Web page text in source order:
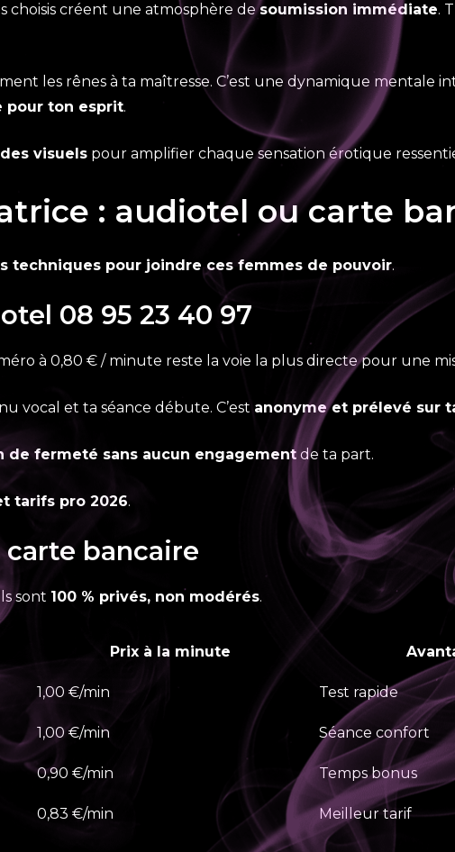
choisis créent une atmosphère desoumission immédiate.
les rênes à ta maîtresse. C’est une dynamique mentale
pour ton esprit.
visuels pour amplifier chaque sensation érotique
: audiotel ou carte
techniques pour joindre ces femmes de pouvoir.
08 95 23 40 97
à 0,80 € / minute reste la voie la plus directe pour une
vocal et ta séance débute. C’est anonyme et prélevé sur
de fermeté sans aucun engagement de ta part.
tarifs pro 2026.
bancaire
sont 100 % privés, non modérés.
Prix à la minute
1,00 €/min Test rapide
1,00 €/min Séance confort
0,90 €/min Temps bonus
0,83 €/min Meilleur tarif